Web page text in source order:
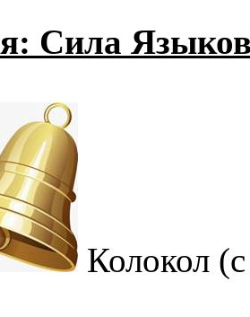
Сила
Колокол